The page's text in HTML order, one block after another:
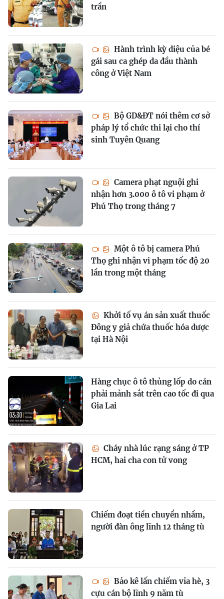
trần
Hành trình kỳ diệu của bé
gái sau ca ghép da đầu thành
công ở Việt Nam
Bộ GD&ĐT nói thêm cơ sở
pháp lý tổ chức thi lại cho thí
sinh Tuyên Quang
Camera phạt nguội ghi
nhận hơn 3.000 ô tô vi phạm ở
Phú Thọ trong tháng 7
Một ô tô bị camera Phú
Thọ ghi nhận vi phạm tốc độ 20
lần trong một tháng
Khởi tố vụ án sản xuất thuốc
Đông y giả chứa thuốc hóa dược
tại Hà Nội
Hàng chục ô tô thủng lốp do cán
phải mảnh sắt trên cao tốc đi qua
Gia Lai
Cháy nhà lúc rạng sáng ở TP
HCM, hai cha con tử vong
Chiếm đoạt tiền chuyển nhầm,
người đàn ông lĩnh 12 tháng tù
Bảo kê lấn chiếm vỉa hè, 3
cựu cán bộ lĩnh 9 năm tù